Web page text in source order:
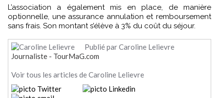
L’association a également mis en place, de manière
optionnelle, une assurance annulation et remboursement
sans frais. Son montant s’élève à 3% du coût du séjour.
Publié par Caroline Lelievre
Journaliste - TourMaG.com
Voir tous les articles de Caroline Lelievre